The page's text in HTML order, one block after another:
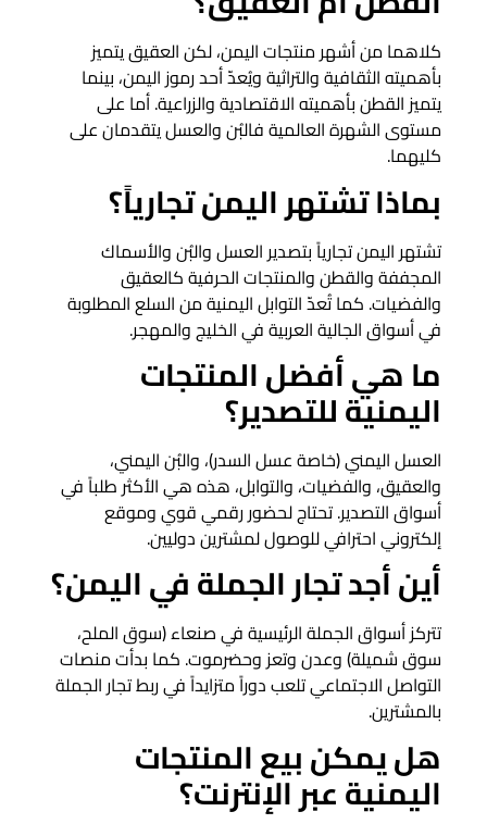
كلاهما من أشهر منتجات اليمن، لكن العقيق يتميز
بأهميته الثقافية والتراثية ويُعدّ أحد رموز اليمن، بينما
يتميز القطن بأهميته الاقتصادية والزراعية. أما على
مستوى الشهرة العالمية فالبُن والعسل يتقدمان على
كليهما.
بماذا تشتهر اليمن تجارياً؟
تشتهر اليمن تجارياً بتصدير العسل والبُن والأسماك
المجففة والقطن والمنتجات الحرفية كالعقيق
والفضيات. كما تُعدّ التوابل اليمنية من السلع المطلوبة
في أسواق الجالية العربية في الخليج والمهجر.
ما هي أفضل المنتجات
اليمنية للتصدير؟
العسل اليمني (خاصة عسل السدر)، والبُن اليمني،
والعقيق، والفضيات، والتوابل، هذه هي الأكثر طلباً في
أسواق التصدير. تحتاج لحضور رقمي قوي وموقع
إلكتروني احترافي للوصول لمشترين دوليين.
أين أجد تجار الجملة في اليمن؟
تتركز أسواق الجملة الرئيسية في صنعاء (سوق الملح،
سوق شميلة) وعدن وتعز وحضرموت. كما بدأت منصات
التواصل الاجتماعي تلعب دوراً متزايداً في ربط تجار الجملة
بالمشترين.
هل يمكن بيع المنتجات
اليمنية عبر الإنترنت؟